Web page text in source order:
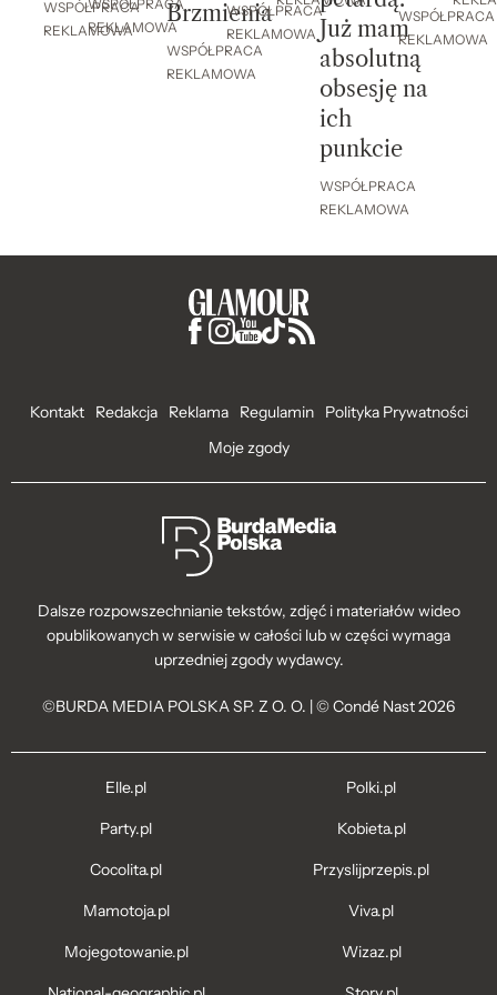
WSPÓŁPRACA
REKLAMOWA
WSPÓŁPRACA
REKLAMOWA
Brzmienia
WSPÓŁPRACA
REKLAMOWA
WSPÓŁPRACA
REKLAMOWA Już mam
absolutną
obsesję na
ich
punkcie
WSPÓŁPRACA
REKLAMOWA
WSPÓŁPRACA
REKLAMOWA
Kontakt Redakcja Reklama Regulamin
Polityka Prywatności
Moje zgody
Dalsze rozpowszechnianie tekstów, zdjęć i materiałów wideo
opublikowanych w serwisie w całości lub w części wymaga
uprzedniej zgody wydawcy.
©BURDA MEDIA POLSKA SP. Z O. O. | © Condé Nast 2026
Elle.pl
Party.pl
Cocolita.pl
Mamotoja.pl
Mojegotowanie.pl
Polki.pl
Kobieta.pl
Przyslijprzepis.pl
Viva.pl
Wizaz.pl